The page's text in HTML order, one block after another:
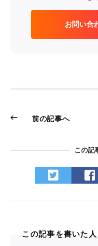
お問い合
前の記事へ
この記
この記事を書いた人